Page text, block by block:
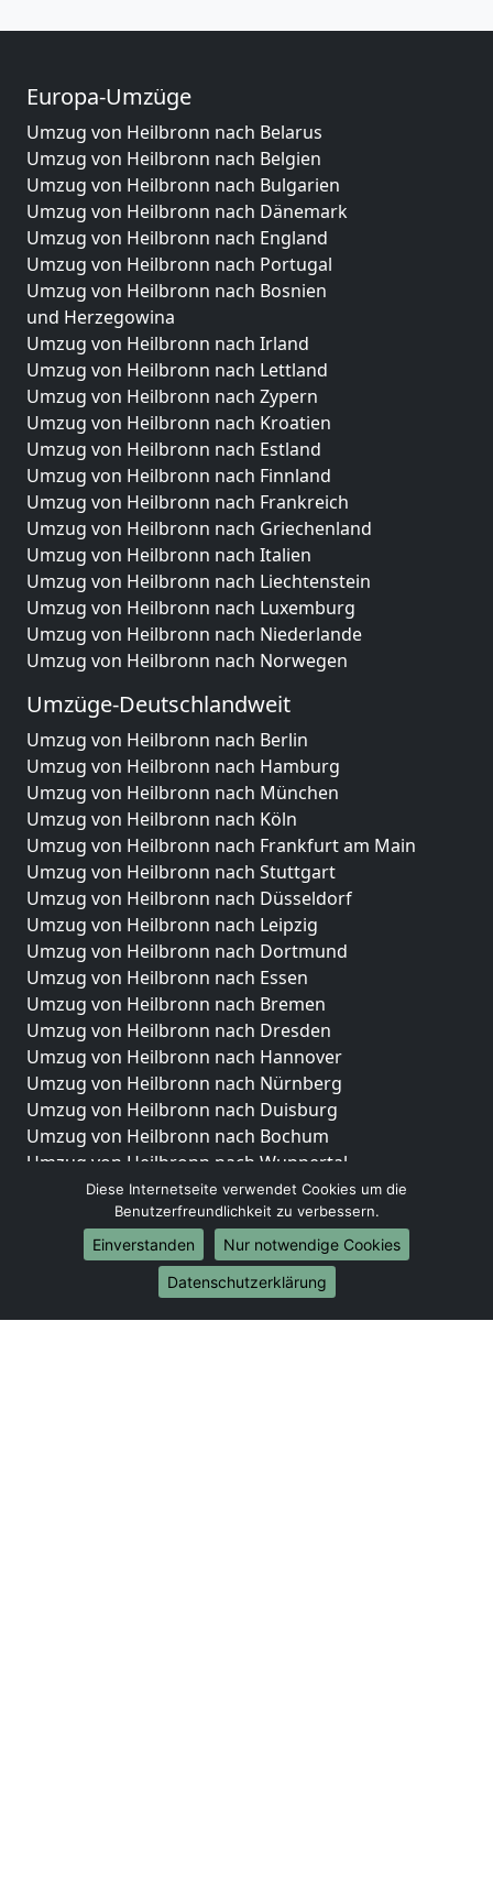
Europa-Umzüge
Umzug von Heilbronn nach Belarus
Umzug von Heilbronn nach Belgien
Umzug von Heilbronn nach Bulgarien
Umzug von Heilbronn nach Dänemark
Umzug von Heilbronn nach England
Umzug von Heilbronn nach Portugal
Umzug von Heilbronn nach Bosnien
und Herzegowina
Umzug von Heilbronn nach Irland
Umzug von Heilbronn nach Lettland
Umzug von Heilbronn nach Zypern
Umzug von Heilbronn nach Kroatien
Umzug von Heilbronn nach Estland
Umzug von Heilbronn nach Finnland
Umzug von Heilbronn nach Frankreich
Umzug von Heilbronn nach Griechenland
Umzug von Heilbronn nach Italien
Umzug von Heilbronn nach Liechtenstein
Umzug von Heilbronn nach Luxemburg
Umzug von Heilbronn nach Niederlande
Umzug von Heilbronn nach Norwegen
Umzüge-Deutschlandweit
Umzug von Heilbronn nach Berlin
Umzug von Heilbronn nach Hamburg
Umzug von Heilbronn nach München
Umzug von Heilbronn nach Köln
Umzug von Heilbronn nach Frankfurt am Main
Umzug von Heilbronn nach Stuttgart
Umzug von Heilbronn nach Düsseldorf
Umzug von Heilbronn nach Leipzig
Umzug von Heilbronn nach Dortmund
Umzug von Heilbronn nach Essen
Umzug von Heilbronn nach Bremen
Umzug von Heilbronn nach Dresden
Umzug von Heilbronn nach Hannover
Umzug von Heilbronn nach Nürnberg
Umzug von Heilbronn nach Duisburg
Umzug von Heilbronn nach Bochum
Umzug von Heilbronn nach Wuppertal
Umzug von Heilbronn nach Bielefeld
Umzug von Heilbronn nach Bonn
Umzug von Heilbronn nach Münster
Internationale-Umzüge
Umzug von Heilbronn nach Brasilien
Diese Internetseite verwendet Cookies um die
Benutzerfreundlichkeit zu verbessern.
Einverstanden
Nur notwendige Cookies
Datenschutzerklärung